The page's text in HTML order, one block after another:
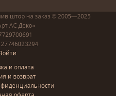
штор на заказ © 2005—2025
АС Деко»
и оплата
и возврат